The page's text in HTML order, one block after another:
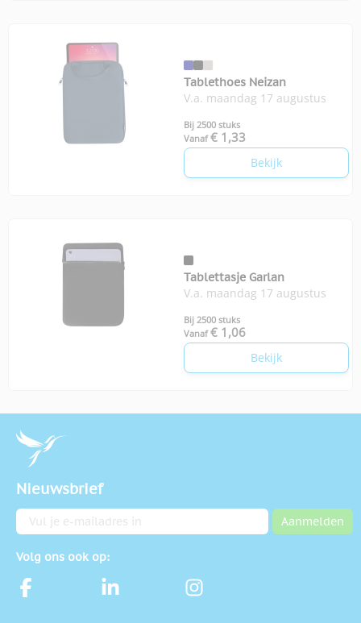
Tablethoes Neizan
V.a. maandag 17 augustus
Bij 2500 stuks
Vanaf € 1,33
Bekijk
Tablettasje Garlan
V.a. maandag 17 augustus
Bij 2500 stuks
Vanaf € 1,06
Bekijk
Nieuwsbrief
E-mailadres Aanmelden
Volg ons ook op: